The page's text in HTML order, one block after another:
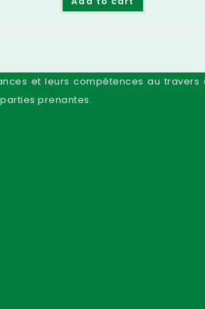
et leurs compétences au
prenantes.